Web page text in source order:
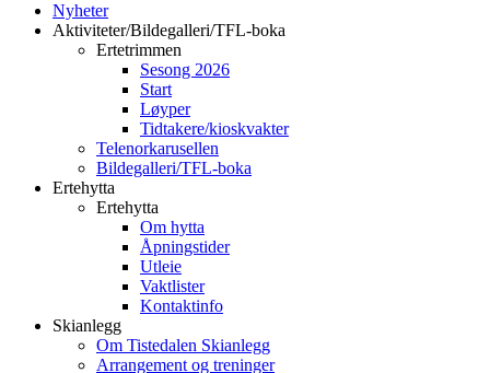
Nyheter
Aktiviteter/Bildegalleri/TFL-boka
Ertetrimmen
Sesong 2026
Start
Løyper
Tidtakere/kioskvakter
Telenorkarusellen
Bildegalleri/TFL-boka
Ertehytta
Ertehytta
Om hytta
Åpningstider
Utleie
Vaktlister
Kontaktinfo
Skianlegg
Om Tistedalen Skianlegg
Arrangement og treninger